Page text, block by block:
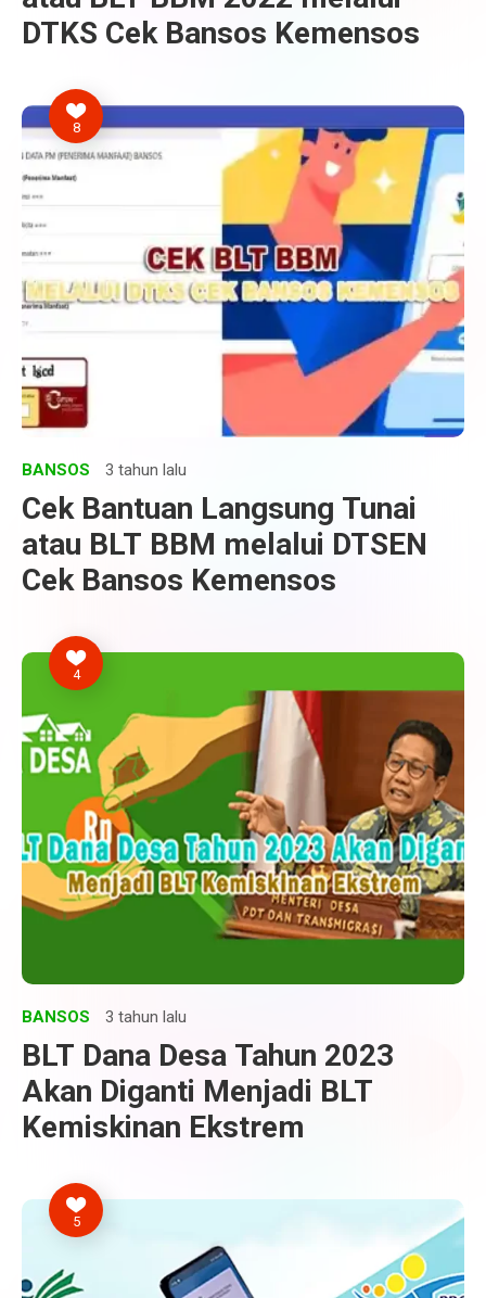
DTKS Cek Bansos Kemensos
8
BANSOS 3 tahun lalu
Cek Bantuan Langsung Tunai
atau BLT BBM melalui DTSEN
Cek Bansos Kemensos
4
BANSOS 3 tahun lalu
BLT Dana Desa Tahun 2023
Akan Diganti Menjadi BLT
Kemiskinan Ekstrem
5